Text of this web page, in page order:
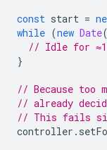
const start =
while (new Date
// Idle for
}
// Because too
// already
// This fails
controller .